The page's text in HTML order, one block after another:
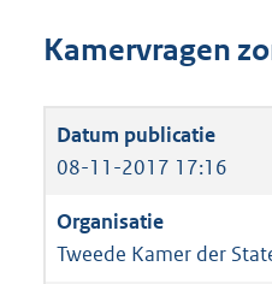
Kamervragen
08-11-2017 17:16
Tweede Kamer der